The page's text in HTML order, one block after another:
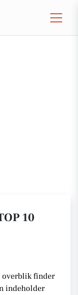
10
overblik finder
indeholder